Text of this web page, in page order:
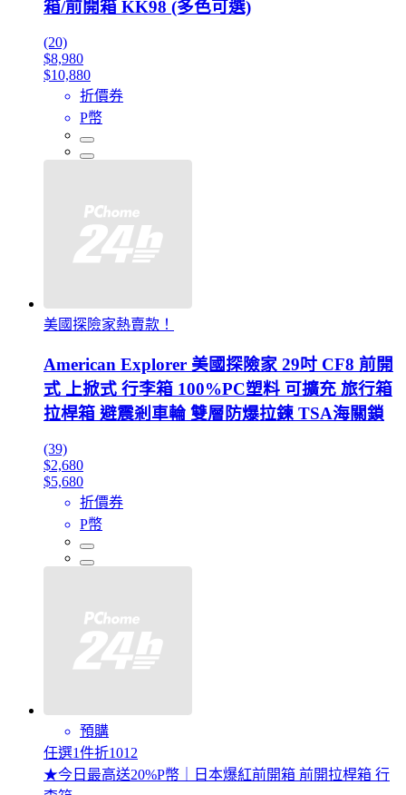
箱/前開箱 KK98 (多色可選)
(20)
$8,980
$10,880
折價券
P幣
美國探險家熱賣款！
American Explorer 美國探險家 29吋 CF8 前開
式 上掀式 行李箱 100%PC塑料 可擴充 旅行箱
拉桿箱 避震剎車輪 雙層防爆拉鍊 TSA海關鎖
(39)
$2,680
$5,680
折價券
P幣
預購
任選1件折1012
★今日最高送20%P幣｜日本爆紅前開箱 前開拉桿箱 行